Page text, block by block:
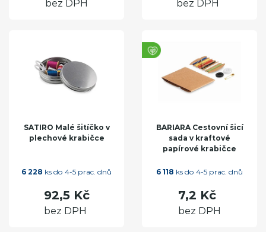
bez DPH bez DPH
SATIRO Malé šitíčko v
plechové krabičce
6 228 ks do 4-5 prac. dnů
92,5 Kč
bez DPH
BARIARA Cestovní šicí
sada v kraftové
papírové krabičce
6 118 ks do 4-5 prac. dnů
7,2 Kč
bez DPH